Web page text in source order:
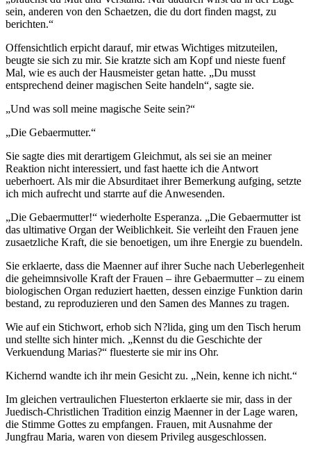
sein, anderen von den Schaetzen, die du dort finden magst, zu
berichten.“
Offensichtlich erpicht darauf, mir etwas Wichtiges mitzuteilen,
beugte sie sich zu mir. Sie kratzte sich am Kopf und nieste fuenf
Mal, wie es auch der Hausmeister getan hatte. „Du musst
entsprechend deiner magischen Seite handeln“, sagte sie.
„Und was soll meine magische Seite sein?“
„Die Gebaermutter.“
Sie sagte dies mit derartigem Gleichmut, als sei sie an meiner
Reaktion nicht interessiert, und fast haette ich die Antwort
ueberhoert. Als mir die Absurditaet ihrer Bemerkung aufging, setzte
ich mich aufrecht und starrte auf die Anwesenden.
„Die Gebaermutter!“ wiederholte Esperanza. „Die Gebaermutter ist
das ultimative Organ der Weiblichkeit. Sie verleiht den Frauen jene
zusaetzliche Kraft, die sie benoetigen, um ihre Energie zu buendeln.
Sie erklaerte, dass die Maenner auf ihrer Suche nach Ueberlegenheit
die geheimnsivolle Kraft der Frauen – ihre Gebaermutter – zu einem
biologischen Organ reduziert haetten, dessen einzige Funktion darin
bestand, zu reproduzieren und den Samen des Mannes zu tragen.
Wie auf ein Stichwort, erhob sich N?lida, ging um den Tisch herum
und stellte sich hinter mich. „Kennst du die Geschichte der
Verkuendung Marias?“ fluesterte sie mir ins Ohr.
Kichernd wandte ich ihr mein Gesicht zu. „Nein, kenne ich nicht.“
Im gleichen vertraulichen Fluesterton erklaerte sie mir, dass in der
Juedisch-Christlichen Tradition einzig Maenner in der Lage waren,
die Stimme Gottes zu empfangen. Frauen, mit Ausnahme der
Jungfrau Maria, waren von diesem Privileg ausgeschlossen.